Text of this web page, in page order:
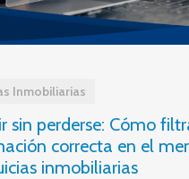
Inmobiliarias
sin perderse: Cómo
correcta en el
inmobiliarias